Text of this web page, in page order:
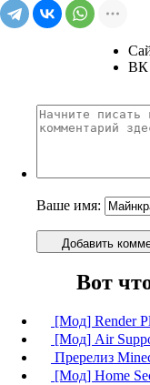
ВК
Ваше имя:
Добавить
Вот
[Мод] Render
[Мод] Air
Пререлиз
[Мод] Home